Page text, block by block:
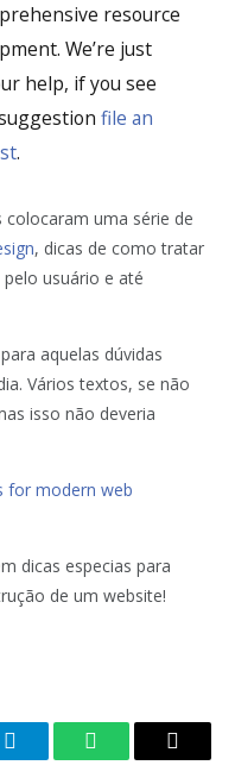
resource
We’re just
help, if you see
file an
.
colocaram uma série de
, dicas de como tratar
pelo usuário e até
aquelas dúvidas
Vários textos, se não
isso não deveria
for modern web
dicas especias para
de um website!
TelegramWhatsAppCopy